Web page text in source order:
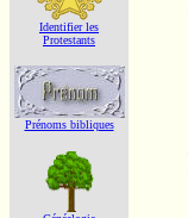
Identifier les
Protestants
Prénoms bibliques